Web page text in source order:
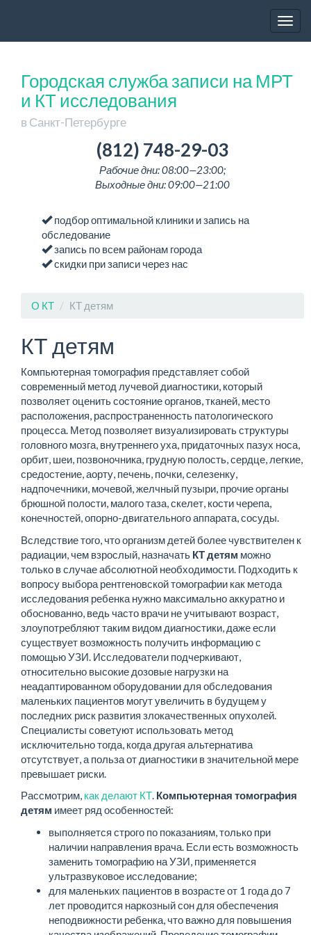
Городская служба записи на МРТ
и КТ исследования
в Санкт-Петербурге
(812) 748-29-03
Рабочие дни: 08:00—23:00;
Выходные дни: 09:00—21:00
подбор оптимальной клиники и запись на
обследование
запись по всем районам города
скидки при записи через нас
О КТ КТ детям
КТ детям
Компьютерная томография представляет собой
современный метод лучевой диагностики, который
позволяет оценить состояние органов, тканей, место
расположения, распространенность патологического
процесса. Метод позволяет визуализировать структуры
головного мозга, внутреннего уха, придаточных пазух носа,
орбит, шеи, позвоночника, грудную полость, сердце, легкие,
средостение, аорту, печень, почки, селезенку,
надпочечники, мочевой, желчный пузыри, прочие органы
брюшной полости, малого таза, скелет, кости черепа,
конечностей, опорно-двигательного аппарата, сосуды.
Вследствие того, что организм детей более чувствителен к
радиации, чем взрослый, назначать КТ детям можно
только в случае абсолютной необходимости. Подходить к
вопросу выбора рентгеновской томографии как метода
исследования ребенка нужно максимально аккуратно и
обоснованно, ведь часто врачи не учитывают возраст,
злоупотребляют таким видом диагностики, даже если
существует возможность получить информацию с
помощью УЗИ. Исследователи подчеркивают,
относительно высокие дозовые нагрузки на
неадаптированном оборудовании для обследования
маленьких пациентов могут увеличить в будущем у
последних риск развития злокачественных опухолей.
Специалисты советуют использовать метод
исключительно тогда, когда другая альтернатива
отсутствует, а польза от диагностики в значительной мере
превышает риски.
Рассмотрим, как делают КТ. Компьютерная томография
детям имеет ряд особенностей:
выполняется строго по показаниям, только при
наличии направления врача. Если есть возможность
заменить томографию на УЗИ, применяется
ультразвуковое исследование;
для маленьких пациентов в возрасте от 1 года до 7
лет проводится наркозный сон для обеспечения
неподвижности ребенка, что важно для повышения